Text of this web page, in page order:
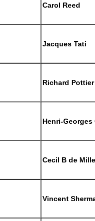
Carol Reed
Jacques Tati
Richard Pottier
Henri-Georges
Cecil B de Mille
Vincent